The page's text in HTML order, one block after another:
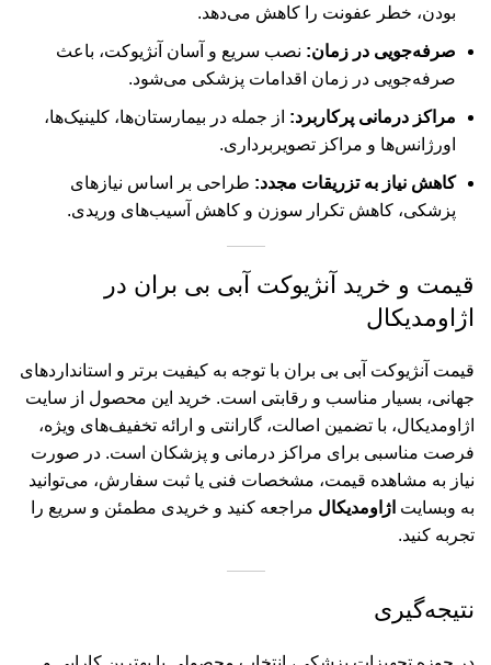
بودن، خطر عفونت را کاهش می‌دهد.
صرفه‌جویی در زمان: نصب سریع و آسان آنژیوکت، باعث
صرفه‌جویی در زمان اقدامات پزشکی می‌شود.
مراکز درمانی پرکاربرد: از جمله در بیمارستان‌ها، کلینیک‌ها،
اورژانس‌ها و مراکز تصویربرداری.
کاهش نیاز به تزریقات مجدد: طراحی بر اساس نیازهای
پزشکی، کاهش تکرار سوزن و کاهش آسیب‌های وریدی.
قیمت و خرید آنژیوکت آبی بی بران در
اژاومدیکال
قیمت آنژیوکت آبی بی بران با توجه به کیفیت برتر و استانداردهای
جهانی، بسیار مناسب و رقابتی است. خرید این محصول از سایت
اژاومدیکال، با تضمین اصالت، گارانتی و ارائه تخفیف‌های ویژه،
فرصت مناسبی برای مراکز درمانی و پزشکان است. در صورت
نیاز به مشاهده قیمت، مشخصات فنی یا ثبت سفارش، می‌توانید
به وبسایت اژاومدیکال مراجعه کنید و خریدی مطمئن و سریع را
تجربه کنید.
نتیجه‌گیری